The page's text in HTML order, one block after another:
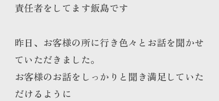
責任者をしてます飯島です
昨日、お客様の所に行き色々とお話を聞かせ
ていただきました。
お客様のお話をしっかりと聞き満足していた
だけるように